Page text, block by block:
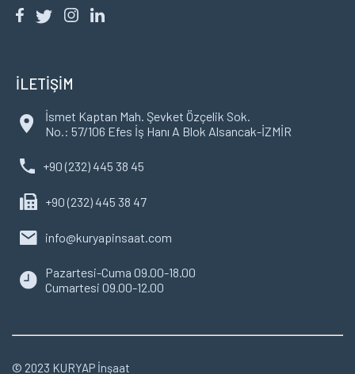
İLETİŞİM
İsmet Kaptan Mah. Şevket Özçelik Sok.
No.: 57/106 Efes İş Hanı A Blok Alsancak-İZMİR
+90 (232) 445 38 45
+90 (232) 445 38 47
info@kuryapinsaat.com
Pazartesi-Cuma 09.00-18.00
Cumartesi 09.00-12.00
© 2023 KURYAP İnşaat